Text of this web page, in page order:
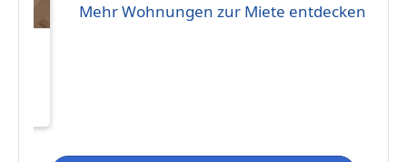
Mehr Wohnungen zur Miete entdecken